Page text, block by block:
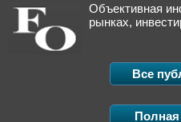
Объективная
рынках,
Все
Полная